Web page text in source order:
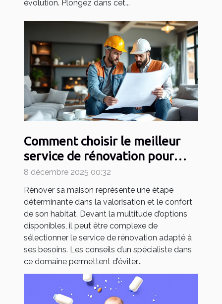
évolution. Plongez dans cet...
Comment choisir le meilleur
service de rénovation pour
votre maison ?
8 décembre 2025 00:32
Rénover sa maison représente une étape
déterminante dans la valorisation et le confort
de son habitat. Devant la multitude d’options
disponibles, il peut être complexe de
sélectionner le service de rénovation adapté à
ses besoins. Les conseils d’un spécialiste dans
ce domaine permettent d’éviter...